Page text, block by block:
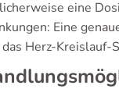
eine
Eine
Herz-Kreislauf-